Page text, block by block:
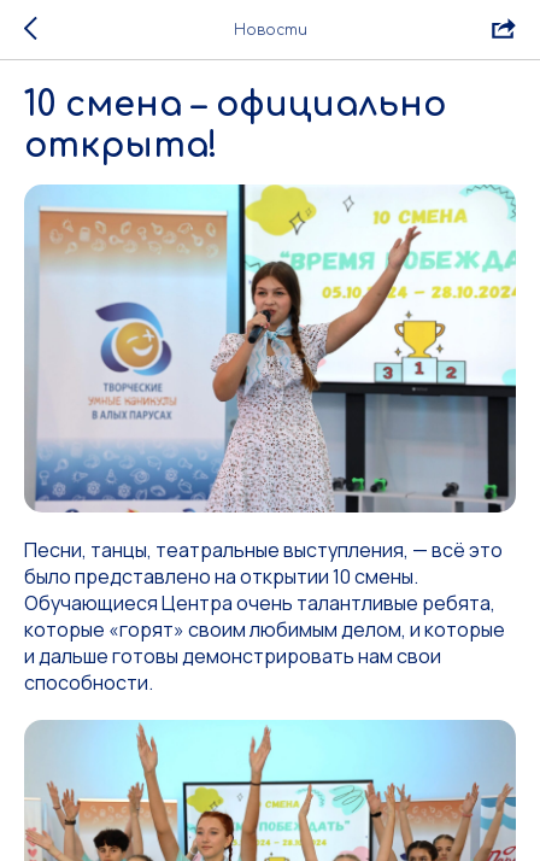
Новости
10 смена – официально
открыта!
Песни, танцы, театральные выступления, — всё это
было представлено на открытии 10 смены.
Обучающиеся Центра очень талантливые ребята,
которые «горят» своим любимым делом, и которые
и дальше готовы демонстрировать нам свои
способности.